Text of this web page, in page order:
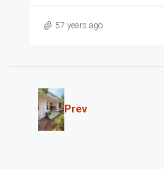
57 years ago
Prev